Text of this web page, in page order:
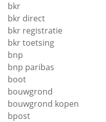
bkr
bkr direct
bkr registratie
bkr toetsing
bnp
bnp paribas
boot
bouwgrond
bouwgrond kopen
bpost